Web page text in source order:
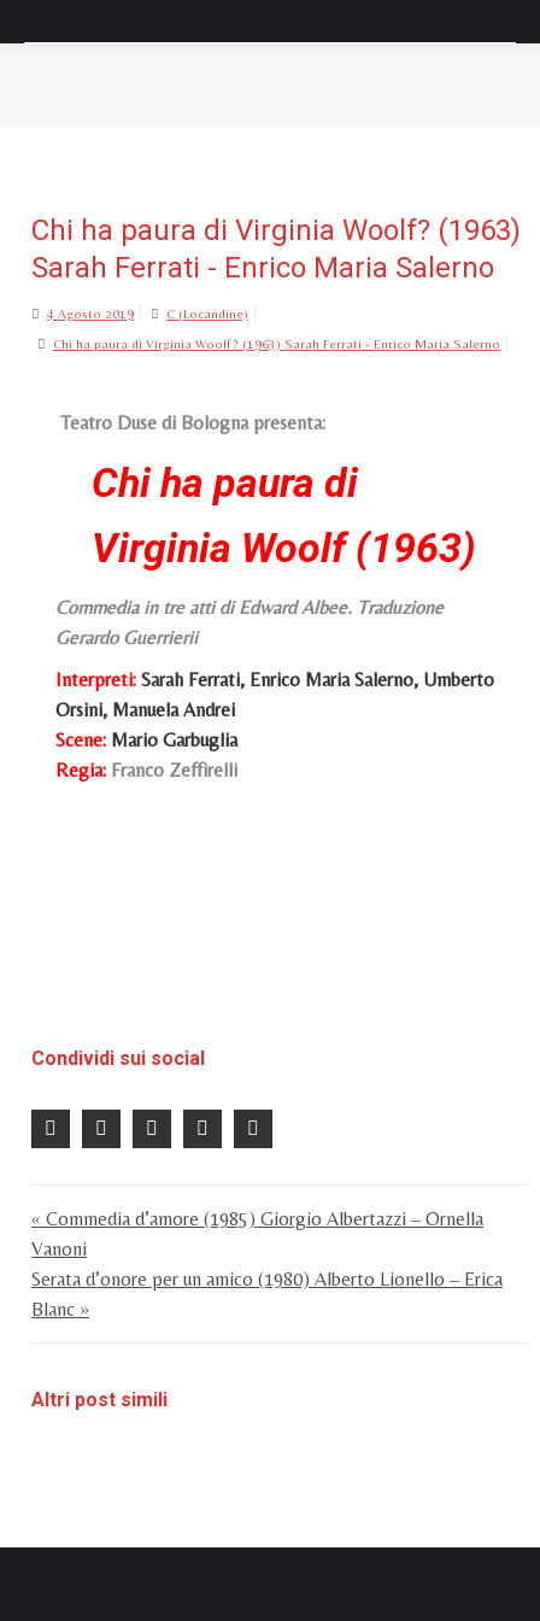
Chi ha paura di Virginia Woolf? (1963)
Sarah Ferrati - Enrico Maria Salerno
4 Agosto 2019 C (Locandine)
Chi ha paura di Virginia Woolf? (1963) Sarah Ferrati - Enrico Maria Salerno
Teatro Duse di Bologna presenta:
Chi ha paura di
Virginia Woolf (1963)
Commedia in tre atti di Edward Albee. Traduzione
Gerardo Guerrierii
Interpreti: Sarah Ferrati, Enrico Maria Salerno, Umberto
Orsini, Manuela Andrei
Scene: Mario Garbuglia
Regia: Franco Zeffirelli
Condividi sui social
« Commedia d’amore (1985) Giorgio Albertazzi – Ornella
Vanoni
Serata d’onore per un amico (1980) Alberto Lionello – Erica
Blanc »
Altri post simili